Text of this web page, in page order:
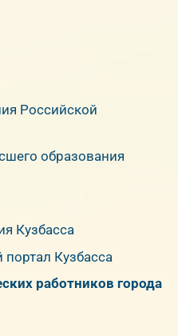
Российской
образования
Кузбасса
Кузбасса
работников города